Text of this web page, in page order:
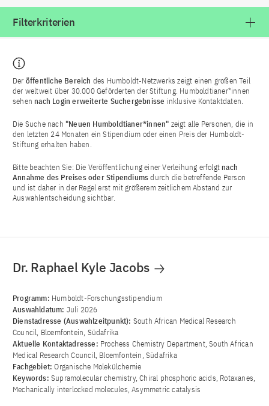
Filterkriterien
Der öffentliche Bereich des Humboldt-Netzwerks zeigt einen großen Teil
der weltweit über 30.000 Geförderten der Stiftung. Humboldtianer*innen
sehen nach Login erweiterte Suchergebnisse inklusive Kontaktdaten.
Die Suche nach "Neuen Humboldtianer*innen" zeigt alle Personen, die in
den letzten 24 Monaten ein Stipendium oder einen Preis der Humboldt-
Stiftung erhalten haben.
Bitte beachten Sie: Die Veröffentlichung einer Verleihung erfolgt nach
Annahme des Preises oder Stipendiumsdurch die betreffende Person
und ist daher in der Regel erst mit größerem zeitlichem Abstand zur
Auswahlentscheidung sichtbar.
Dr. Raphael Kyle Jacobs
Programm: Humboldt-Forschungsstipendium
Auswahldatum: Juli 2026
Dienstadresse (Auswahlzeitpunkt): South African Medical Research
Council, Bloemfontein, Südafrika
Aktuelle Kontaktadresse: Prochess Chemistry Department, South African
Medical Research Council, Bloemfontein, Südafrika
Fachgebiet:Organische Molekülchemie
Keywords: Supramolecular chemistry, Chiral phosphoric acids, Rotaxanes,
Mechanically interlocked molecules, Asymmetric catalysis